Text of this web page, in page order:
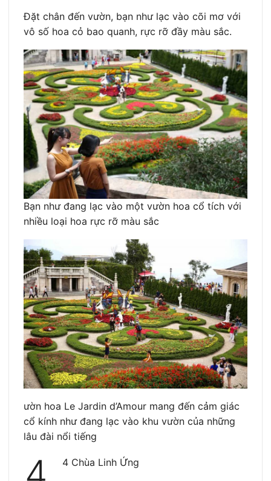
Đặt chân đến vườn, bạn như lạc vào cõi mơ với
vô số hoa cỏ bao quanh, rực rỡ đầy màu sắc.
Bạn như đang lạc vào một vườn hoa cổ tích với
nhiều loại hoa rực rỡ màu sắc
ườn hoa Le Jardin d’Amour mang đến cảm giác
cổ kính như đang lạc vào khu vườn của những
lâu đài nổi tiếng
4 Chùa Linh Ứng